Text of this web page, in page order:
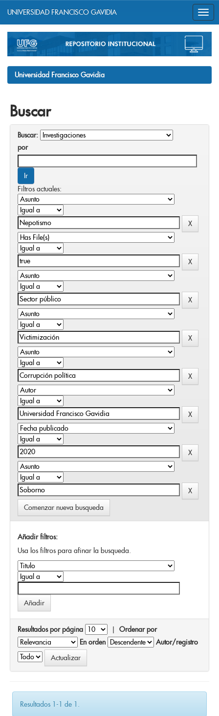
navigation
UNIVERSIDAD FRANCISCO GAVIDIA
Universidad Francisco Gavidia
Buscar
Buscar:
por
Filtros actuales:
Comenzar nueva busqueda
Añadir filtros:
Usa los filtros para afinar la busqueda.
Resultados por página | Ordenar por
En orden
Autor/registro
Resultados 1-1 de 1.